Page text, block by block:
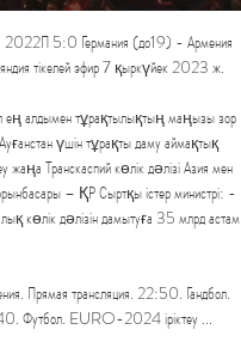
5:0 Германия (до19) - Армения
тікелей эфир 7 қыркүйек 2023 ж.
ең алдымен тұрақтылықтың маңызы зор
үшін тұрақты даму аймақтық
Транскаспий көлік дәлізі Азия мен
– ҚР Сыртқы істер министрі: -
көлік дәлізін дамытуға 35 млрд астам
Прямая трансляция. 22:50. Гандбол.
Футбол. EURO-2024 іріктеу ...